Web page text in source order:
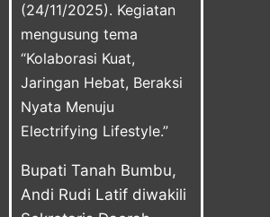
(24/11/2025). Kegiatan
mengusung tema
“Kolaborasi Kuat,
Jaringan Hebat, Beraksi
Nyata Menuju
Electrifying Lifestyle.”
Bupati Tanah Bumbu,
Andi Rudi Latif diwakili